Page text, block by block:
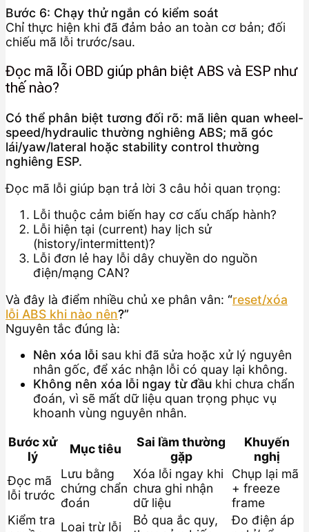
Bước 6: Chạy thử ngắn có kiểm soát
Chỉ thực hiện khi đã đảm bảo an toàn cơ bản; đối
chiếu mã lỗi trước/sau.
Đọc mã lỗi OBD giúp phân biệt ABS và ESP như
thế nào?
Có thể phân biệt tương đối rõ: mã liên quan wheel-
speed/hydraulic thường nghiêng ABS; mã góc
lái/yaw/lateral hoặc stability control thường
nghiêng ESP.
Đọc mã lỗi giúp bạn trả lời 3 câu hỏi quan trọng:
Lỗi thuộc cảm biến hay cơ cấu chấp hành?
Lỗi hiện tại (current) hay lịch sử
(history/intermittent)?
Lỗi đơn lẻ hay lỗi dây chuyền do nguồn
điện/mạng CAN?
Và đây là điểm nhiều chủ xe phân vân: “reset/xóa
lỗi ABS khi nào nên?”
Nguyên tắc đúng là:
Nên xóa lỗi sau khi đã sửa hoặc xử lý nguyên
nhân gốc, để xác nhận lỗi có quay lại không.
Không nên xóa lỗi ngay từ đầu khi chưa chẩn
đoán, vì sẽ mất dữ liệu quan trọng phục vụ
khoanh vùng nguyên nhân.
Bước xử
lý
Mục tiêu
Sai lầm thường
gặp
Khuyến
nghị
Đọc mã
lỗi trước
Lưu bằng
chứng chẩn
đoán
Xóa lỗi ngay khi
chưa ghi nhận
dữ liệu
Chụp lại mã
+ freeze
frame
Kiểm tra Loại trừ lỗi
Bỏ qua ắc quy,
Đo điện áp